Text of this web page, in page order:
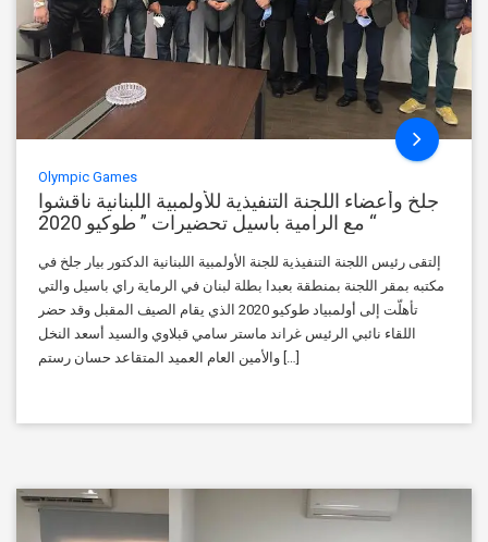
Olympic Games
جلخ وأعضاء اللجنة التنفيذية للأولمبية اللبنانية ناقشوا
مع الرامية باسيل تحضيرات ” طوكيو 2020 “
إلتقى رئيس اللجنة التنفيذية للجنة الأولمبية اللبنانية الدكتور بيار جلخ في
مكتبه بمقر اللجنة بمنطقة بعبدا بطلة لبنان في الرماية راي باسيل والتي
تأهلّت إلى أولمبياد طوكيو 2020 الذي يقام الصيف المقبل وقد حضر
اللقاء نائبي الرئيس غراند ماستر سامي قبلاوي والسيد أسعد النخل
والأمين العام العميد المتقاعد حسان رستم […]